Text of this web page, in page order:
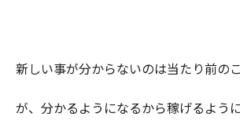
新しい事が分からないのは当たり前の
が、分かるようになるから稼げるよう